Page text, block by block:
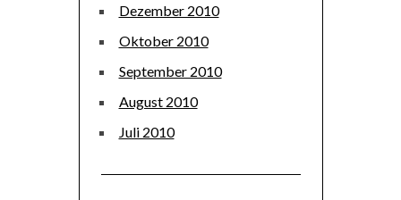
Dezember 2010
Oktober 2010
September 2010
August 2010
Juli 2010